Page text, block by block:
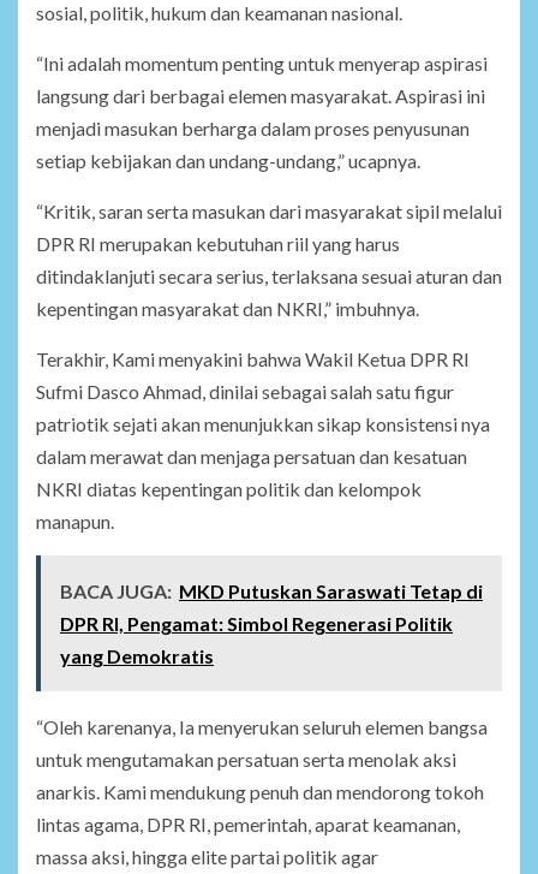
sosial, politik, hukum dan keamanan nasional.
“Ini adalah momentum penting untuk menyerap aspirasi
langsung dari berbagai elemen masyarakat. Aspirasi ini
menjadi masukan berharga dalam proses penyusunan
setiap kebijakan dan undang-undang,” ucapnya.
“Kritik, saran serta masukan dari masyarakat sipil melalui
DPR RI merupakan kebutuhan riil yang harus
ditindaklanjuti secara serius, terlaksana sesuai aturan dan
kepentingan masyarakat dan NKRI,” imbuhnya.
Terakhir, Kami menyakini bahwa Wakil Ketua DPR RI
Sufmi Dasco Ahmad, dinilai sebagai salah satu figur
patriotik sejati akan menunjukkan sikap konsistensi nya
dalam merawat dan menjaga persatuan dan kesatuan
NKRI diatas kepentingan politik dan kelompok
manapun.
BACA JUGA: MKD Putuskan Saraswati Tetap di
DPR RI, Pengamat: Simbol Regenerasi Politik
yang Demokratis
“Oleh karenanya, Ia menyerukan seluruh elemen bangsa
untuk mengutamakan persatuan serta menolak aksi
anarkis. Kami mendukung penuh dan mendorong tokoh
lintas agama, DPR RI, pemerintah, aparat keamanan,
massa aksi, hingga elite partai politik agar